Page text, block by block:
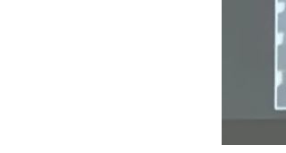
美股多收黑！道瓊跌
三立iNEWS新聞台線上